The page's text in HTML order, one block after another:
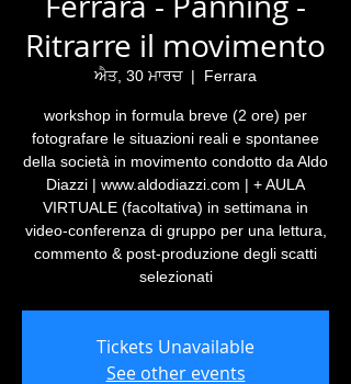
Ritrarre il movimento
ਐਤ, 30 ਮਾਰਚ
  |
Ferrara
workshop in formula breve (2 ore) per
fotografare le situazioni reali e spontanee
della società in movimento condotto da Aldo
Diazzi | www.aldodiazzi.com | + AULA
VIRTUALE (facoltativa) in settimana in
video-conferenza di gruppo per una lettura,
commento & post-produzione degli scatti
selezionati
Tickets Unavailable
See other events